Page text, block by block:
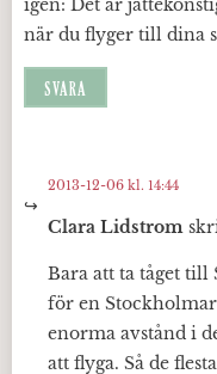
igen: Det är
när du flyger till dina
SVARA
Clara Lidstrom
2013-12-06 kl. 14:44
Bara att ta tåget
för en
enorma avstånd i
att flyga. Så de